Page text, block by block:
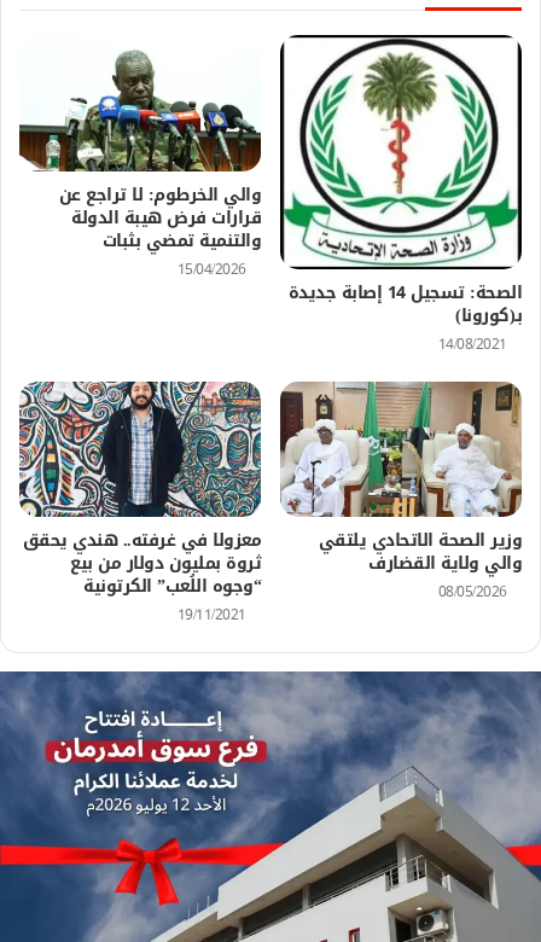
الصحة: تسجيل 14 إصابة جديدة
بـ(كورونا)
14/08/2021
والي الخرطوم: لا تراجع عن
قرارات فرض هيبة الدولة
والتنمية تمضي بثبات
15/04/2026
وزير الصحة الاتحادي يلتقي
والي ولاية القضارف
08/05/2026
معزولا في غرفته.. هندي يحقق
ثروة بمليون دولار من بيع
“وجوه اللُعب” الكرتونية
19/11/2021